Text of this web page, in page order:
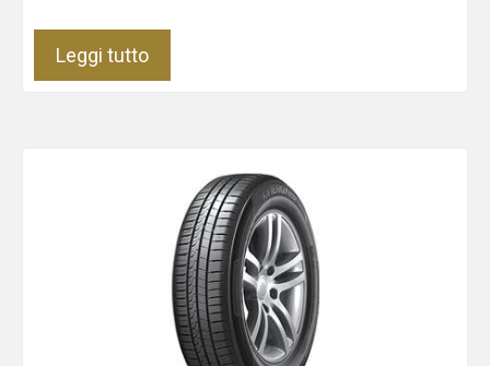
Leggi tutto